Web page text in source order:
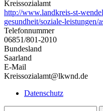
Kreissozialamt
http://www.landkreis-st-
gesundheit/soziale-leistungen/
Telefonnummer
06851/801-2010
Bundesland
Saarland
E-Mail
Kreissozialamt@lkwnd.de
Datenschutz